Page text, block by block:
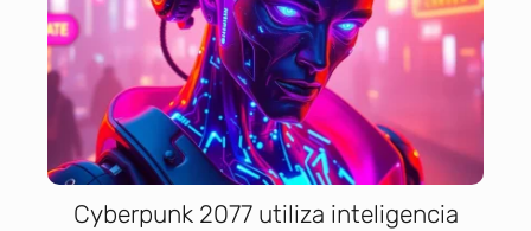
Cyberpunk 2077 utiliza inteligencia